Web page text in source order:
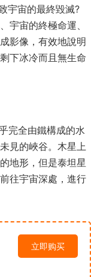
宇宙的最終毀滅?
宇宙的終極命運、
影像，有效地說明
下冰冷而且無生命
完全由鐵構成的水
見的峽谷。木星上
地形，但是泰坦星
往宇宙深處，進行
立即购买